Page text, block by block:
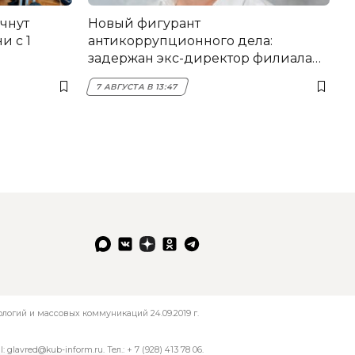
с 1
Новый фигурант
антикоррупционного дела:
задержан экс-директор филиала
НЭСК Крымска
7 АВГУСТА В 13:47
и массовых коммуникаций 24.09.2019 г.
glavred@kub-inform.ru. Тел.: + 7 (928) 413 78 06.